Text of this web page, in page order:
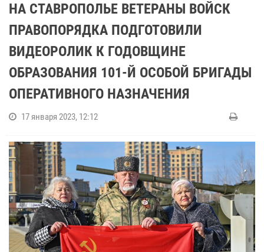
НА СТАВРОПОЛЬЕ ВЕТЕРАНЫ ВОЙСК
ПРАВОПОРЯДКА ПОДГОТОВИЛИ
ВИДЕОРОЛИК К ГОДОВЩИНЕ
ОБРАЗОВАНИЯ 101-Й ОСОБОЙ БРИГАДЫ
ОПЕРАТИВНОГО НАЗНАЧЕНИЯ
17 января 2023, 12:12